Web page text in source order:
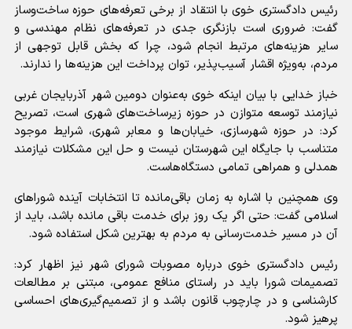
رئیس دادگستری خوی با انتقاد از برخی تعرفه‌های حوزه ساخت‌وساز
گفت: ضروری است بازنگری جدی در تعرفه‌های نظام مهندسی و
سایر هزینه‌های مرتبط انجام شود، چرا که بخش قابل توجهی از
مردم، به‌ویژه اقشار آسیب‌پذیر، توان پرداخت این هزینه‌ها را ندارند.
خباز خدایی با بیان اینکه خوی به‌عنوان دومین شهر آذربایجان غربی
نیازمند توسعه متوازن در حوزه زیرساخت‌های شهری است، تصریح
کرد: در حوزه شهرسازی، خیابان‌ها و معابر شهری، شرایط موجود
متناسب با جایگاه این شهرستان نیست و حل این مشکلات نیازمند
همدلی و همراهی تمامی دستگاه‌هاست.
وی همچنین با اشاره به زمان باقی‌مانده تا انتخابات آینده شوراهای
اسلامی گفت: حتی اگر یک روز برای خدمت باقی مانده باشد، باید از
آن در مسیر خدمت‌رسانی به مردم به بهترین شکل استفاده شود.
رئیس دادگستری خوی درباره مصوبات شورای شهر نیز اظهار کرد:
تصمیمات شورا باید در راستای منافع عمومی، مبتنی بر مطالعات
کارشناسی و در چارچوب قانون باشد و از تصمیم‌گیری‌های احساسی
پرهیز شود.